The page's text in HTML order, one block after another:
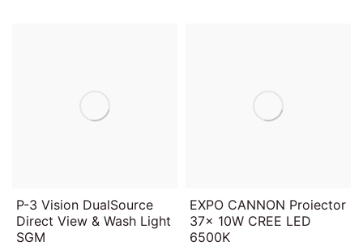
P-3 Vision DualSource
Direct View & Wash Light
SGM
EXPO CANNON Proiector
37x 10W CREE LED
6500K